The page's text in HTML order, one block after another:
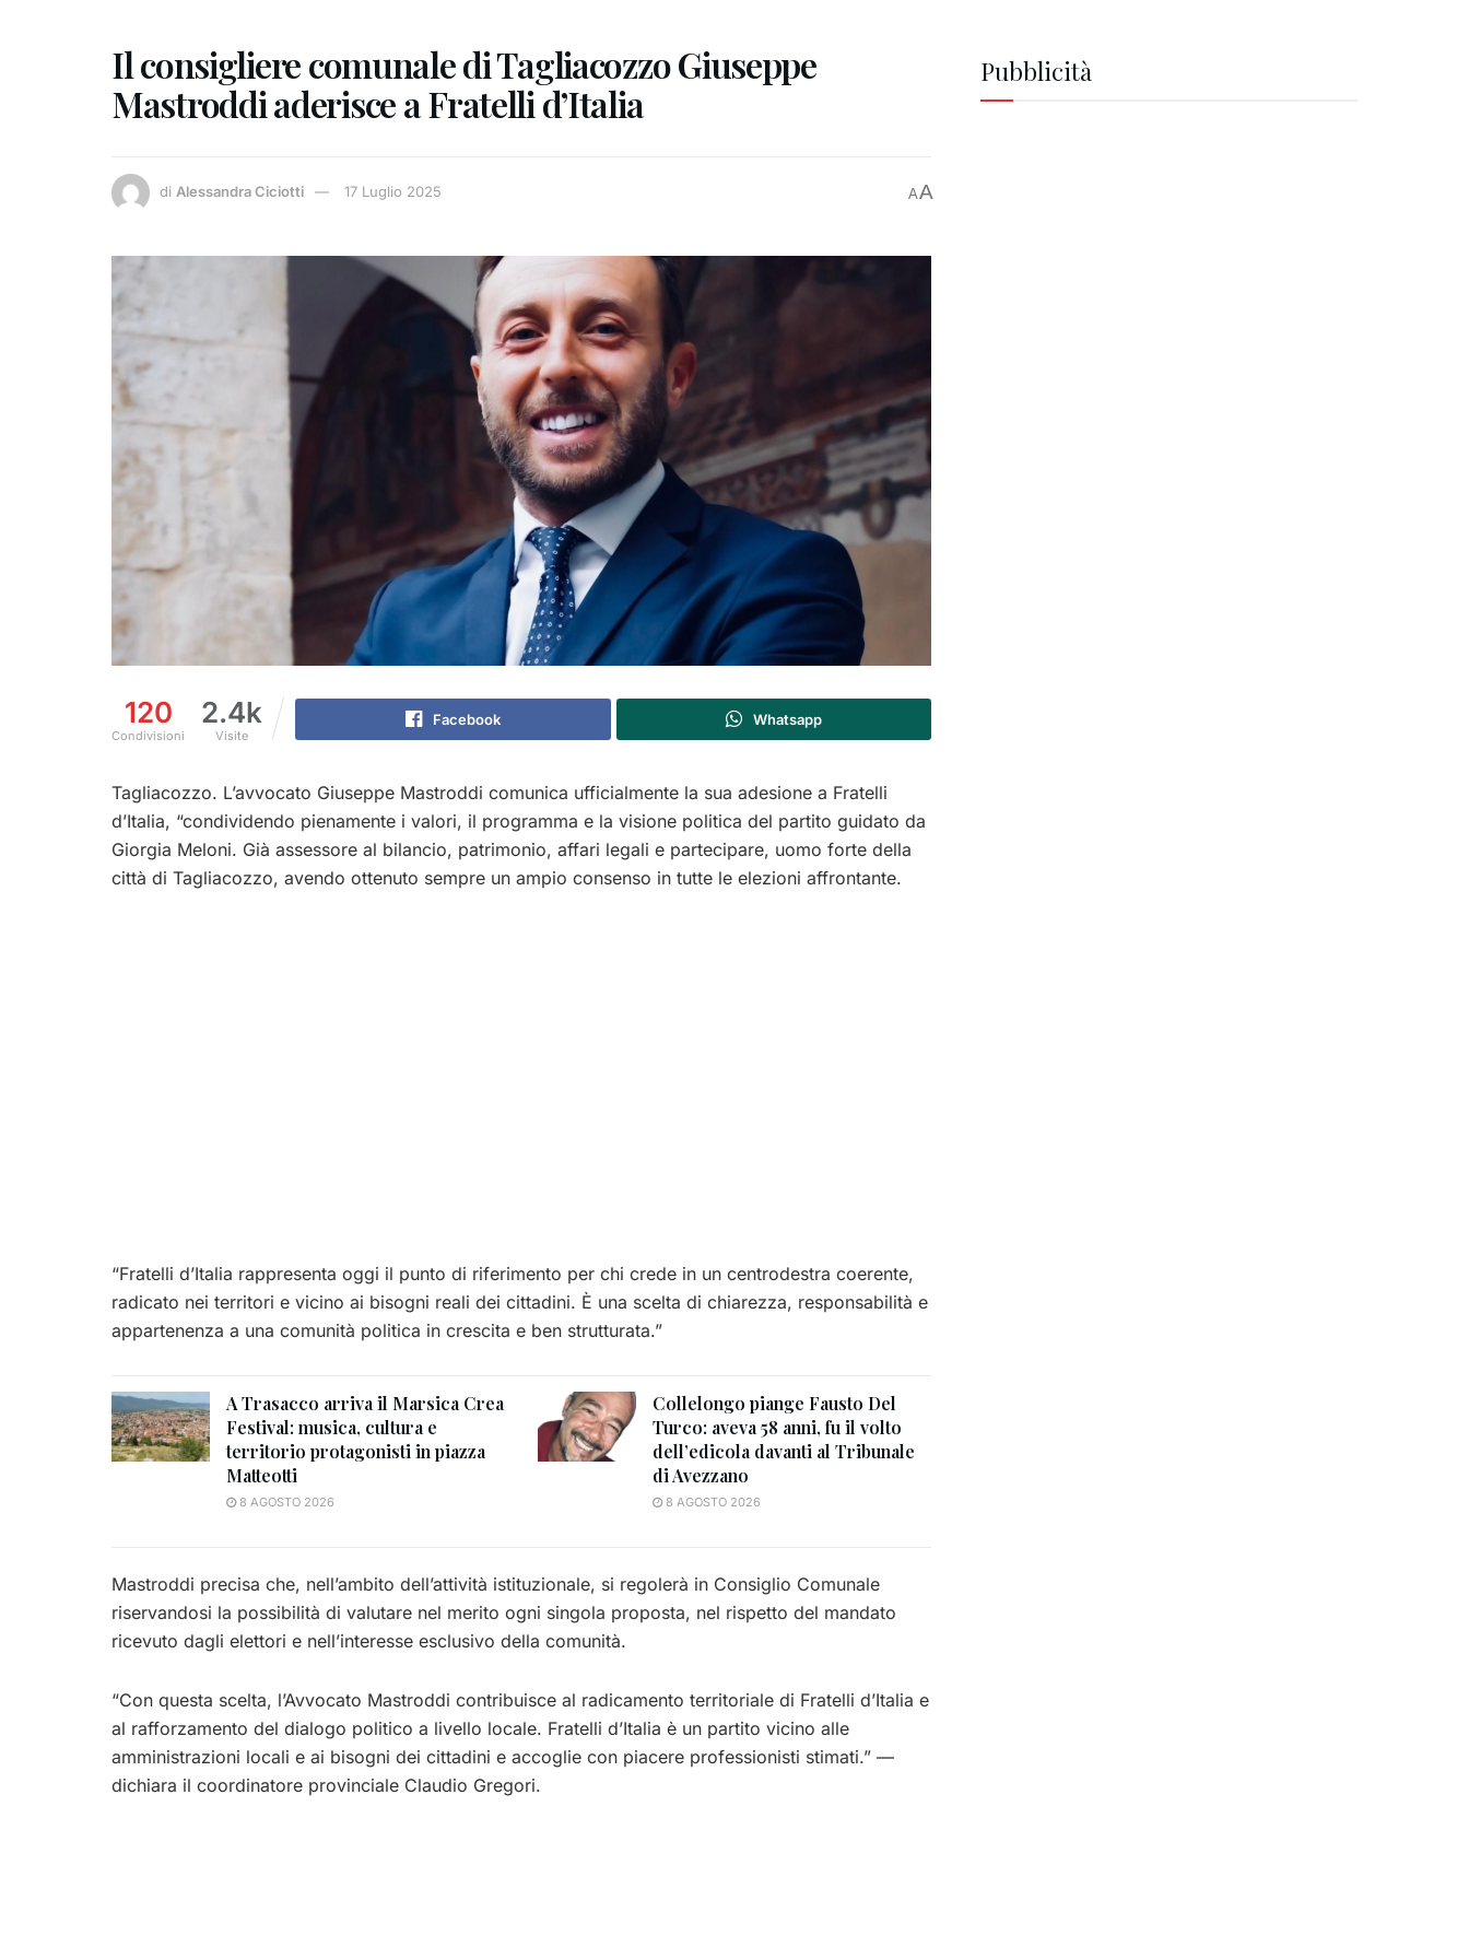
Il consigliere comunale di Tagliacozzo Giuseppe
Mastroddi aderisce a Fratelli d’Italia
di Alessandra Ciciotti 17 Luglio 2025 AA
120
Condivisioni
2.4k
Visite
Facebook Whatsapp
Tagliacozzo. L’avvocato Giuseppe Mastroddi comunica ufficialmente la sua adesione a Fratelli
d’Italia, “condividendo pienamente i valori, il programma e la visione politica del partito guidato da
Giorgia Meloni. Già assessore al bilancio, patrimonio, affari legali e partecipare, uomo forte della
città di Tagliacozzo, avendo ottenuto sempre un ampio consenso in tutte le elezioni affrontante.
“Fratelli d’Italia rappresenta oggi il punto di riferimento per chi crede in un centrodestra coerente,
radicato nei territori e vicino ai bisogni reali dei cittadini. È una scelta di chiarezza, responsabilità e
appartenenza a una comunità politica in crescita e ben strutturata.”
A Trasacco arriva il Marsica Crea
Festival: musica, cultura e
territorio protagonisti in piazza
Matteotti
8 AGOSTO 2026
Collelongo piange Fausto Del
Turco: aveva 58 anni, fu il volto
dell’edicola davanti al Tribunale
di Avezzano
8 AGOSTO 2026
Mastroddi precisa che, nell’ambito dell’attività istituzionale, si regolerà in Consiglio Comunale
riservandosi la possibilità di valutare nel merito ogni singola proposta, nel rispetto del mandato
ricevuto dagli elettori e nell’interesse esclusivo della comunità.
“Con questa scelta, l’Avvocato Mastroddi contribuisce al radicamento territoriale di Fratelli d’Italia e
al rafforzamento del dialogo politico a livello locale. Fratelli d’Italia è un partito vicino alle
amministrazioni locali e ai bisogni dei cittadini e accoglie con piacere professionisti stimati.” —
dichiara il coordinatore provinciale Claudio Gregori.
Pubblicità